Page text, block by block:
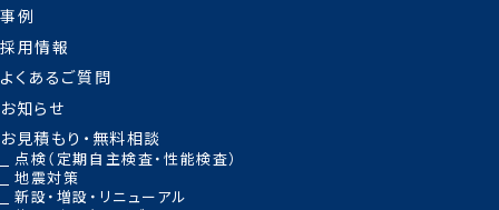
事例
採用情報
よくあるご質問
お知らせ
お見積もり・無料相談
点検（定期自主検査・性能検査）
地震対策
新設・増設・リニューアル